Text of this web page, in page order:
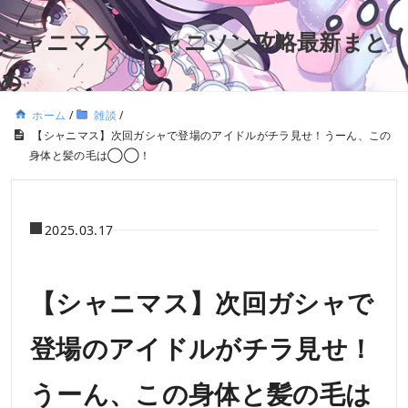
シャニマス・シャニソン攻略最新まと
め
ホーム / 雑談 /
【シャニマス】次回ガシャで登場のアイドルがチラ見せ！うーん、この
身体と髪の毛は◯◯！
2025.03.17
【シャニマス】次回ガシャで
登場のアイドルがチラ見せ！
うーん、この身体と髪の毛は